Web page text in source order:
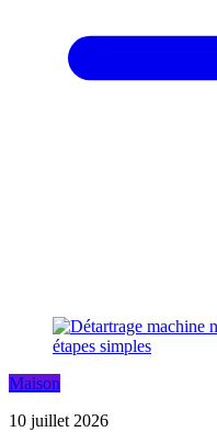
Maison
10 juillet 2026